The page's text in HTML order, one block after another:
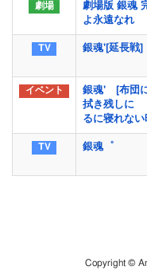
劇場版 銀魂
よ永遠なれ
銀魂'[延長戦]
銀魂' [布団
拭き残しに
るに寝れな
銀魂゜
Copyright ©